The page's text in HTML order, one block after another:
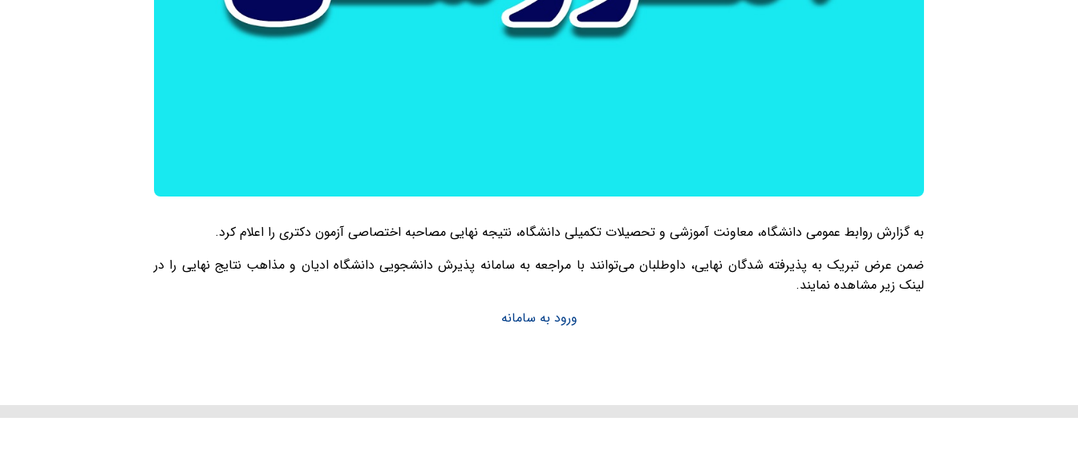
به گزارش روابط عمومی دانشگاه، معاونت آموزشی و تحصیلات تکمیلی دانشگاه، نتیجه نهایی مصاحبه اختصاصی آزمون دکتری را اعلام کرد.
ضمن عرض تبریک به پذیرفته شدگان نهایی، داوطلبان می‌توانند با مراجعه به سامانه پذیرش دانشجویی دانشگاه ادیان و مذاهب نتایج نهایی را در
لینک زیر مشاهده نمایند.
ورود به سامانه